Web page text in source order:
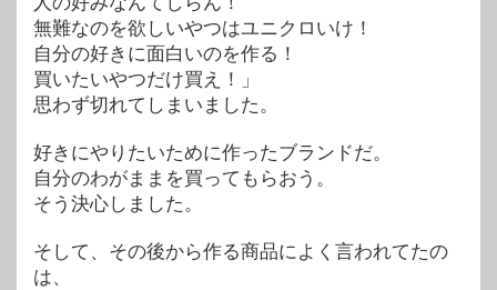
無難なのを欲しいやつはユニクロいけ！
自分の好きに面白いのを作る！
買いたいやつだけ買え！」
思わず切れてしまいました。
好きにやりたいために作ったブランドだ。
自分のわがままを買ってもらおう。
そう決心しました。
そして、その後から作る商品によく言われてたの
は、